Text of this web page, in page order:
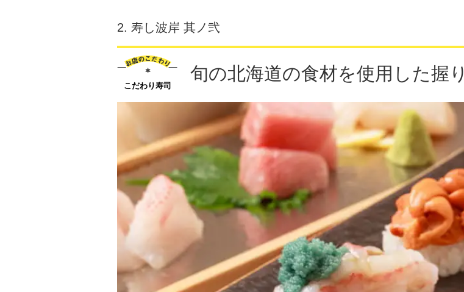
2. 寿し波岸 其ノ弐
こだわり寿司
旬の北海道の食材を使用した握り